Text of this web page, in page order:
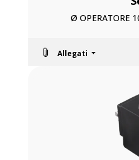
Ø OPERATORE
Allegati